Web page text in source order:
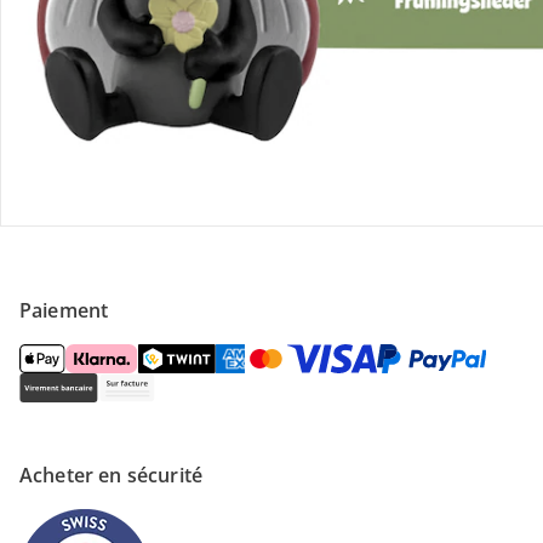
Contactez-nous
Magasin
Paiement
Acheter en sécurité